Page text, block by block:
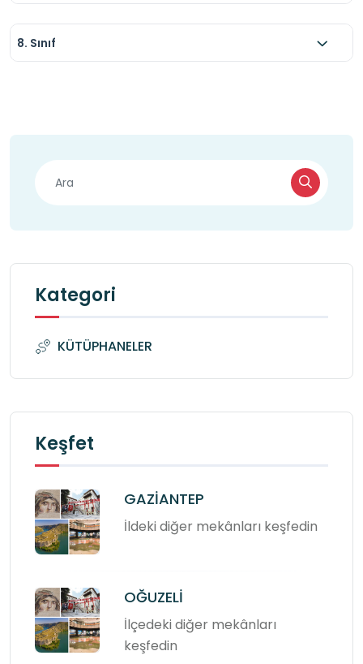
8. Sınıf
Kategori
KÜTÜPHANELER
Keşfet
GAZİANTEP
İldeki diğer mekânları keşfedin
OĞUZELİ
İlçedeki diğer mekânları
keşfedin